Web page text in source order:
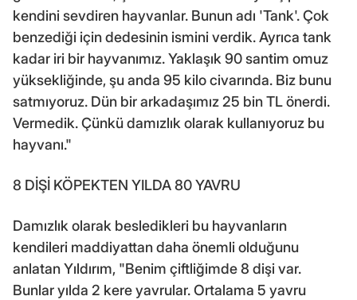
kendini sevdiren hayvanlar. Bunun adı 'Tank'. Çok
benzediği için dedesinin ismini verdik. Ayrıca tank
kadar iri bir hayvanımız. Yaklaşık 90 santim omuz
yüksekliğinde, şu anda 95 kilo civarında. Biz bunu
satmıyoruz. Dün bir arkadaşımız 25 bin TL önerdi.
Vermedik. Çünkü damızlık olarak kullanıyoruz bu
hayvanı."
8 DİŞİ KÖPEKTEN YILDA 80 YAVRU
Damızlık olarak besledikleri bu hayvanların
kendileri maddiyattan daha önemli olduğunu
anlatan Yıldırım, "Benim çiftliğimde 8 dişi var.
Bunlar yılda 2 kere yavrular. Ortalama 5 yavru